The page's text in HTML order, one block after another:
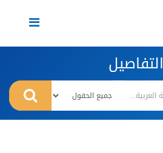
Toggle
navigation
التفاصيل